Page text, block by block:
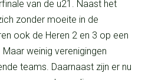
van de u21. Naast het
zonder moeite in de
ook de Heren 2 en 3 op een
weinig verenigingen
teams. Daarnaast zijn er nu